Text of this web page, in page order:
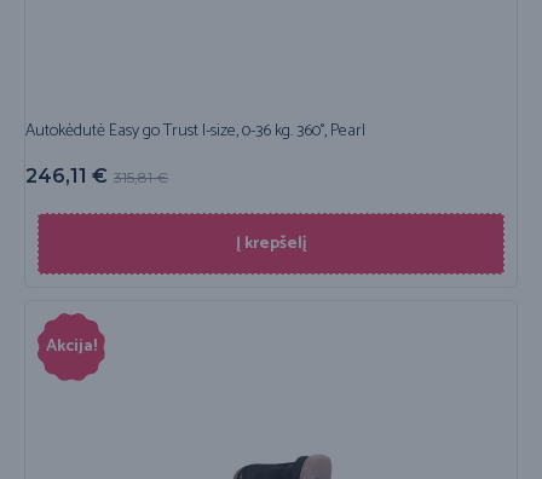
Autokėdutė Easy go Trust I-size, 0-36 kg. 360°, Pearl
315,81€
246,11 €
Į krepšelį
Akcija!